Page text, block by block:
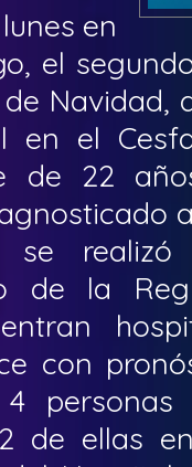
en
el
Navidad,
en el
de 22
se
de la
con
4
de ellas